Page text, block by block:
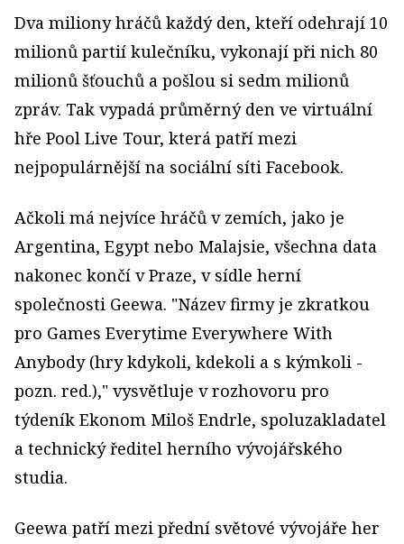
Dva miliony hráčů každý den, kteří odehrají 10
milionů partií kulečníku, vykonají při nich 80
milionů šťouchů a pošlou si sedm milionů
zpráv. Tak vypadá průměrný den ve virtuální
hře Pool Live Tour, která patří mezi
nejpopulárnější na sociální síti Facebook.
Ačkoli má nejvíce hráčů v zemích, jako je
Argentina, Egypt nebo Malajsie, všechna data
nakonec končí v Praze, v sídle herní
společnosti Geewa. "Název firmy je zkratkou
pro Games Everytime Everywhere With
Anybody (hry kdykoli, kdekoli a s kýmkoli -
pozn. red.)," vysvětluje v rozhovoru pro
týdeník Ekonom Miloš Endrle, spoluzakladatel
a technický ředitel herního vývojářského
studia.
Geewa patří mezi přední světové vývojáře her